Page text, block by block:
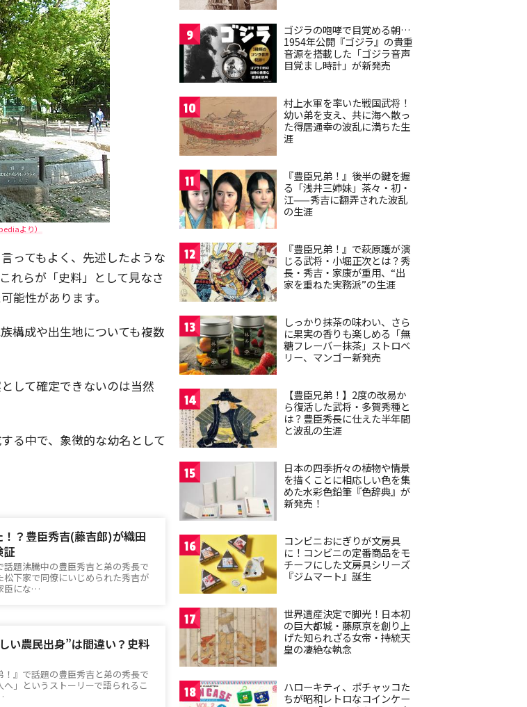
より）
ってもよく、先述したような
れらが「史料」として見なさ
能性があります。
構成や出生地についても複数
して確定できないのは当然
る中で、象徴的な幼名として
！？豊臣秀吉(藤吉郎)が織田
証
題沸騰中の豊臣秀吉と弟の秀長で
下家で同僚にいじめられた秀吉が
臣にな…
い農民出身”は間違い？史料
』で話題の豊臣秀吉と弟の秀長で
」というストーリーで語られるこ
9
ゴジラの咆哮で目覚める朝…
1954年公開『ゴジラ』の貴重
音源を搭載した「ゴジラ音声
目覚まし時計」が新発売
10
村上水軍を率いた戦国武将！
幼い弟を支え、共に海へ散っ
た得居通幸の波乱に満ちた生
涯
11
『豊臣兄弟！』後半の鍵を握
る「浅井三姉妹」茶々・初・
江——秀吉に翻弄された波乱
の生涯
12
『豊臣兄弟！』で萩原護が演
じる武将・小堀正次とは？秀
長・秀吉・家康が重用、“出
家を重ねた実務派”の生涯
13
しっかり抹茶の味わい、さら
に果実の香りも楽しめる「無
糖フレーバー抹茶」ストロベ
リー、マンゴー新発売
14
【豊臣兄弟！】2度の改易か
ら復活した武将・多賀秀種と
は？豊臣秀長に仕えた半年間
と波乱の生涯
15
日本の四季折々の植物や情景
を描くことに相応しい色を集
めた水彩色鉛筆『色辞典』が
新発売！
16
コンビニおにぎりが文房具
に！コンビニの定番商品をモ
チーフにした文房具シリーズ
『ジムマート』誕生
17
世界遺産決定で脚光！日本初
の巨大都城・藤原京を創り上
げた知られざる女帝・持統天
皇の凄絶な執念
18
ハローキティ、ポチャッコた
ちが昭和レトロなコインケー